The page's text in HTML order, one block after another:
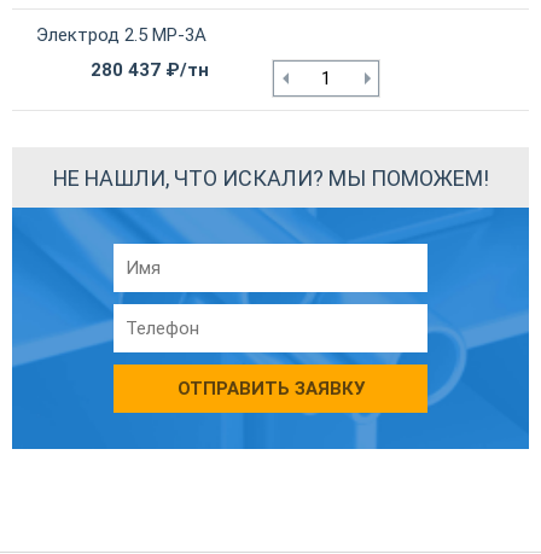
Электрод 2.5 МР-3А
280 437 ₽/тн
НЕ НАШЛИ, ЧТО ИСКАЛИ? МЫ ПОМОЖЕМ!
ОТПРАВИТЬ ЗАЯВКУ